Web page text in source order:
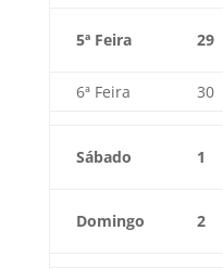
5ª Feira 29
6ª Feira
30
Sábado 1
Domingo 2